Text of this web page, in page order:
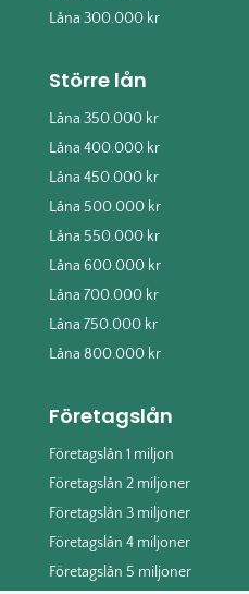
Låna 300.000 kr
Större lån
Låna 350.000 kr
Låna 400.000 kr
Låna 450.000 kr
Låna 500.000 kr
Låna 550.000 kr
Låna 600.000 kr
Låna 700.000 kr
Låna 750.000 kr
Låna 800.000 kr
Företagslån
Företagslån 1 miljon
Företagslån 2 miljoner
Företagslån 3 miljoner
Företagslån 4 miljoner
Företagslån 5 miljoner